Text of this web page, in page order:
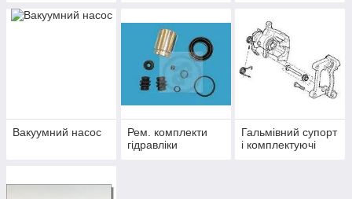
Вакуумний насос
Рем. комплекти
гідравліки
Гальмівний супорт
і комплектуючі